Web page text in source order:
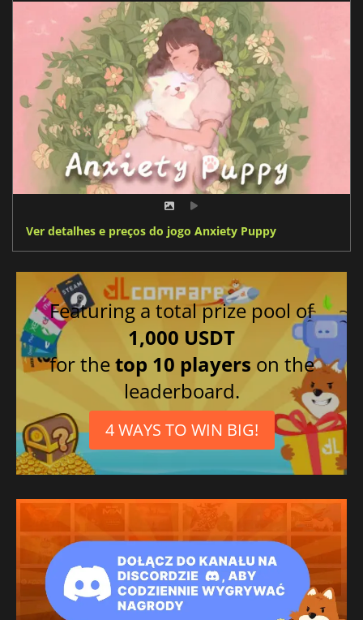
Ver detalhes e preços do jogo Anxiety Puppy
Featuring a total prize pool of
1,000 USDT
for thetop 10 players on the
leaderboard.
4 WAYS TO WIN BIG!